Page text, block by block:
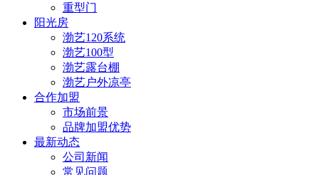
重型门
阳光房
渤艺120系统
渤艺100型
渤艺露台棚
渤艺户外凉亭
合作加盟
市场前景
品牌加盟优势
最新动态
公司新闻
常见问题